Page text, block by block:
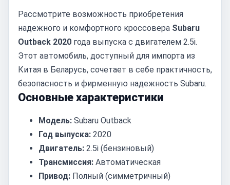
Рассмотрите возможность приобретения
надежного и комфортного кроссовера Subaru
Outback 2020 года выпуска с двигателем 2.5i.
Этот автомобиль, доступный для импорта из
Китая в Беларусь, сочетает в себе практичность,
безопасность и фирменную надежность Subaru.
Основные характеристики
Модель: Subaru Outback
Год выпуска: 2020
Двигатель: 2.5i (бензиновый)
Трансмиссия: Автоматическая
Привод: Полный (симметричный)